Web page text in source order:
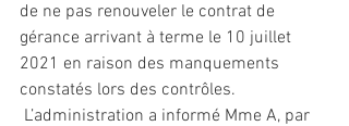
de ne pas renouveler le contrat de
gérance arrivant à terme le 10 juillet
2021 en raison des manquements
constatés lors des contrôles.